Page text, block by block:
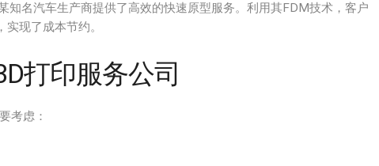
知名汽车生产商提供了高效的快速原型服务。利用其FDM技术，客户
现了成本节约。
打印服务公司
考虑：